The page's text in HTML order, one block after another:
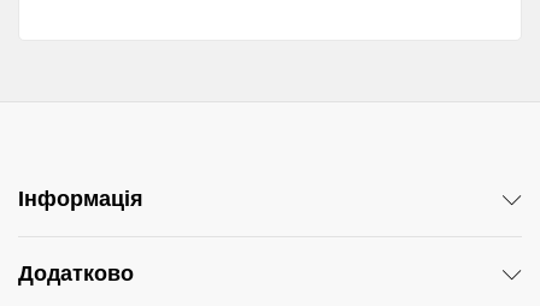
Інформація
Додатково